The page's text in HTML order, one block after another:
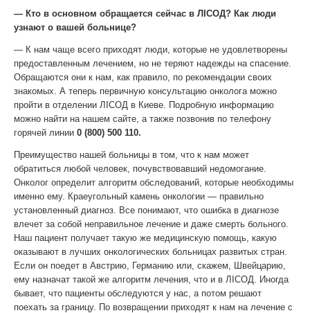
— Кто в основном обращается сейчас в ЛІСОД? Как люди
узнают о вашей больнице?
— К нам чаще всего приходят люди, которые не удовлетворены
предоставленным лечением, но не теряют надежды на спасение.
Обращаются они к нам, как правило, по рекомендации своих
знакомых. А теперь первичную консультацию онколога можно
пройти в отделении ЛІСОД в Киеве. Подробную информацию
можно найти на нашем сайте, а также позвонив по телефону
горячей линии 0 (800) 500 110.
Преимущество нашей больницы в том, что к нам может
обратиться любой человек, почувствовавший недомогание.
Онколог определит алгоритм обследований, которые необходимы
именно ему. Краеугольный камень онкологии — правильно
установленный диагноз. Все понимают, что ошибка в диагнозе
влечет за собой неправильное лечение и даже смерть больного.
Наш пациент получает такую же медицинскую помощь, какую
оказывают в лучших онкологических больницах развитых стран.
Если он поедет в Австрию, Германию или, скажем, Швейцарию,
ему назначат такой же алгоритм лечения, что и в ЛІСОД. Иногда
бывает, что пациенты обследуются у нас, а потом решают
поехать за границу. По возвращении приходят к нам на лечение с